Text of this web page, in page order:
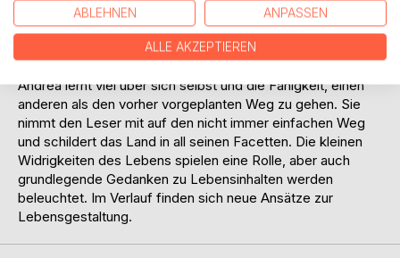
passieren im Alltag und sie muss mit ganz
unterschiedlichen Hürden fertigwerden. Beide tauchen tief
in das Land ein, welches ihnen zum Lohn beeindruckende
Erlebnisse schenkt.
Andrea lernt viel über sich selbst und die Fähigkeit, einen
anderen als den vorher vorgeplanten Weg zu gehen. Sie
nimmt den Leser mit auf den nicht immer einfachen Weg
und schildert das Land in all seinen Facetten. Die kleinen
Widrigkeiten des Lebens spielen eine Rolle, aber auch
grundlegende Gedanken zu Lebensinhalten werden
beleuchtet. Im Verlauf finden sich neue Ansätze zur
Lebensgestaltung.
ABLEHNEN ANPASSEN
ALLE AKZEPTIEREN